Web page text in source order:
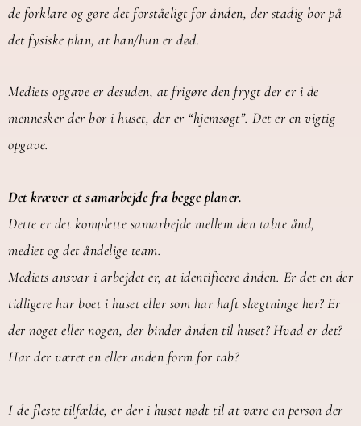
de forklare og gøre det forståeligt for ånden, der stadig bor på
det fysiske plan, at han/hun er død.
Mediets opgave er desuden, at frigøre den frygt der er i de
mennesker der bor i huset, der er “hjemsøgt”. Det er en vigtig
opgave.
Det kræver et samarbejde fra begge planer.
Dette er det komplette samarbejde mellem den tabte ånd,
mediet og det åndelige team.
Mediets ansvar i arbejdet er, at identificere ånden. Er det en der
tidligere har boet i huset eller som har haft slægtninge her? Er
der noget eller nogen, der binder ånden til huset? Hvad er det?
Har der været en eller anden form for tab?
I de fleste tilfælde, er der i huset nødt til at være en person der